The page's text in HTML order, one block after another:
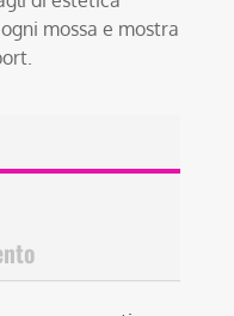
mossa e mostra